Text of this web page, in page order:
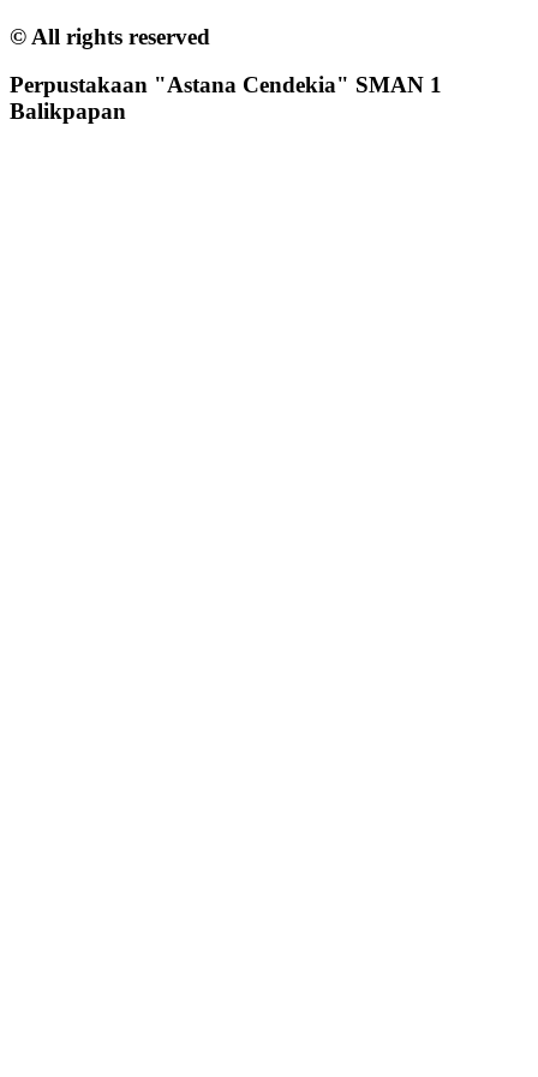
© All rights reserved
Perpustakaan "Astana Cendekia" SMAN 1
Balikpapan